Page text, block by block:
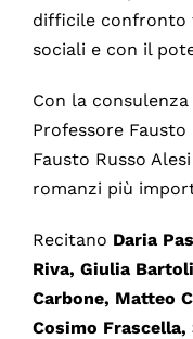
difficile confronto
sociali e con il
Con la
Professore
Fausto Russo
romanzi più
Recitano Daria
Riva, Giulia
Carbone, Matteo
Cosimo